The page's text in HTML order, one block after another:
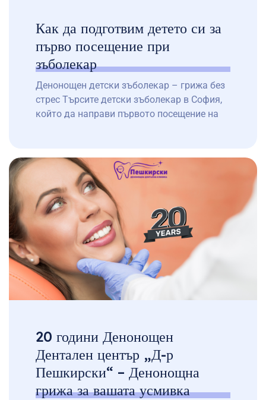
Как да подготвим детето си за
първо посещение при
зъболекар
Денонощен детски зъболекар – грижа без
стрес Търсите детски зъболекар в София,
който да направи първото посещение на
Пешкирски приемаме малки пациенти
24/7 и знаем колко важно е ранното
запознаване с добър стоматолог. Защо е
важно първото посещение? Ранните срещи
с детски стоматолог изграждат доверие и
предотвратяват бъдещи страхове. Според
20 години Денонощен
Дентален център „Д-р
Пешкирски“ – Денонощна
грижа за вашата усмивка